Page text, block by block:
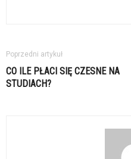
Poprzedni artykuł
CO ILE PŁACI SIĘ CZESNE NA
STUDIACH?